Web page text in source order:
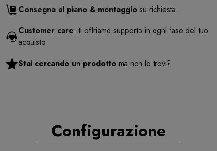
Consegna al piano & montaggio su richiesta
Customer care: ti offriamo supporto in ogni fase del tuo
acquisto
Stai cercando un prodotto ma non lo trovi?
Configurazione